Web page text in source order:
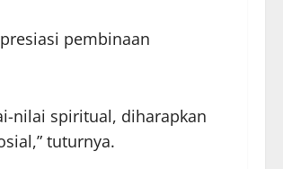
pembinaan
nilai spiritual, diharapkan
tuturnya.